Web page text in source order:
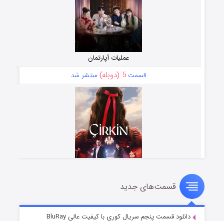
عملیات آپارتمان
قسمت5 (دوبله) منتشر شد
سریال زشت
قسمت2 (زیرنویس) منتشر شد
قسمت‌های جدید
دانلود قسمت پنجم سریال کوری با کیفیت عالی BluRay